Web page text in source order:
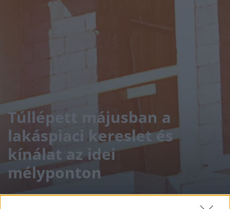
Túllépett májusban a
lakáspiaci kereslet és
kínálat az idei
mélyponton
INGATLAN 2026. JÚN. 1. NÖVEKEDÉS.HU